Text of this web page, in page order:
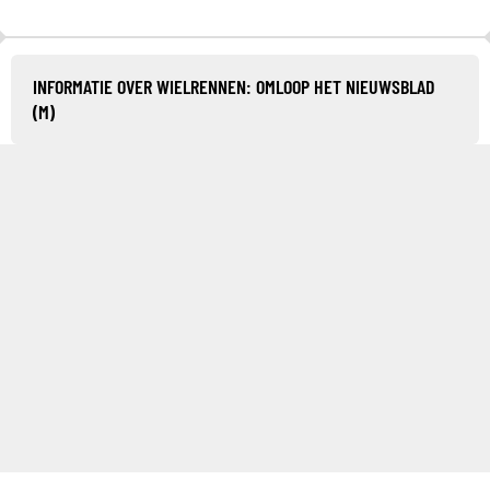
INFORMATIE OVER WIELRENNEN: OMLOOP HET NIEUWSBLAD
(M)